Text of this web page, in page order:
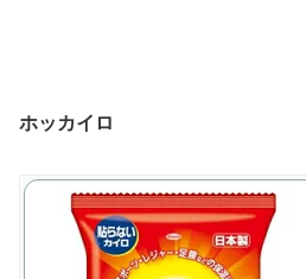
ホッカイロ